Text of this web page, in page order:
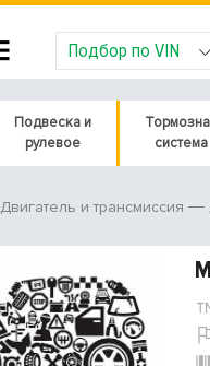
Подбор по VIN
Подвеска и
рулевое
система
Двигатель и трансмиссия